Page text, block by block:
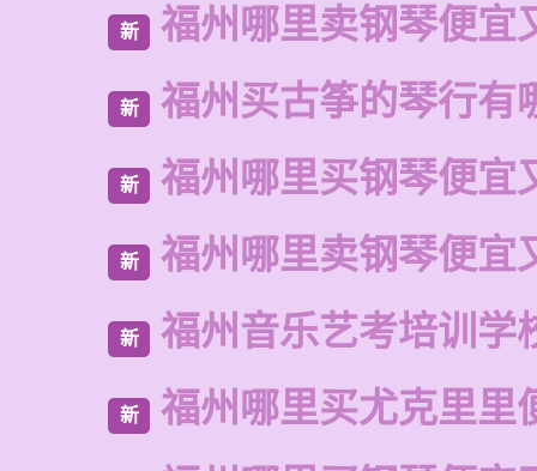
新 福州哪里卖钢琴便宜
新 福州买古筝的琴行有
新 福州哪里买钢琴便宜
新 福州哪里卖钢琴便宜
新 福州音乐艺考培训学
新
福州哪里买尤克里里